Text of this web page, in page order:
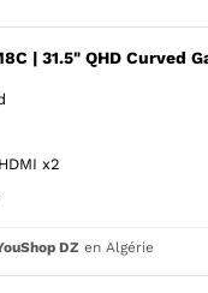
31.5" QHD Curved
| 31.5" QHD
| 31.5" QHD Curved
x2
DZ en Algérie